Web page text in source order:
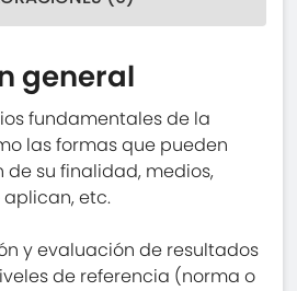
general
fundamentales de la
las formas que pueden
su finalidad, medios,
etc.
y evaluación de resultados
de referencia (norma o